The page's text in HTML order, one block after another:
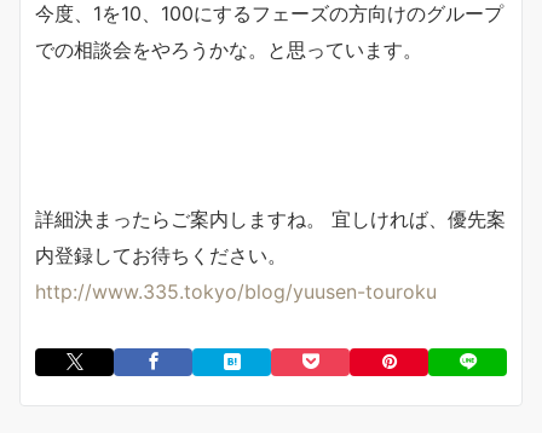
今度、1を10、100にするフェーズの方向けのグループ
での相談会をやろうかな。と思っています。
詳細決まったらご案内しますね。 宜しければ、優先案
内登録してお待ちください。
http://www.335.tokyo/blog/yuusen-touroku